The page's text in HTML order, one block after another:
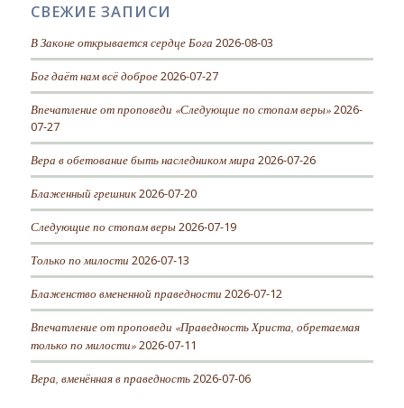
СВЕЖИЕ ЗАПИСИ
В Законе открывается сердце Бога 2026-08-03
Бог даёт нам всё доброе 2026-07-27
Впечатление от проповеди «Следующие по стопам веры» 2026-
07-27
Вера в обетование быть наследником мира 2026-07-26
Блаженный грешник 2026-07-20
Следующие по стопам веры 2026-07-19
Только по милости 2026-07-13
Блаженство вмененной праведности 2026-07-12
Впечатление от проповеди «Праведность Христа, обретаемая
только по милости» 2026-07-11
Вера, вменённая в праведность 2026-07-06